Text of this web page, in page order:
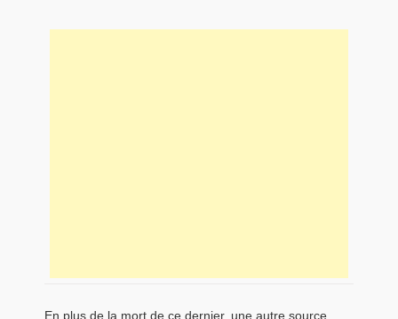
En plus de la mort de ce dernier, une autre source